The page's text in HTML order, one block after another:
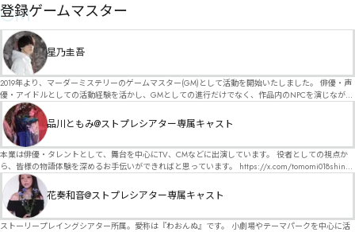
GM
登録ゲームマスター
星乃圭吾
2019年より、マーダーミステリーのゲームマスター(GM)として活動を開始いたしました。 俳優・声
優・アイドルとしての活動経験を活かし、GMとしての進行だけでなく、作品内のNPCを演じなが
ら、お客様に物語の世界へ入り込んでいただくような演出・サービスを得意としています。 自分自
身でも作品制作を行っているので、作家さんが作品に込めた想いや意図を大切にしながら、その作
品の魅力をお客様に届けられるような公演を心がけています。 参加してくださる皆様がどんなエン
ディングを迎えるのか、どんな物語が生まれるのかを想像しながら、公演を進めていく時間が本当
に大好きです！ 対応可能作品は、オフライン（対面）作品のみとなります。 得意分野をひとつ挙げ
るなら恋愛もの（恋愛要素を含むシナリオ）ですが、ファンタジー、デスゲーム、青春ものなど、
ジャンルを問わず幅広く対応可能です！お任せください！ 《所属団体・店舗》 ★ Lanbelysma -ラン
ビリズマ- (代表・制作・GM) ★ ストーリープレイングシアター (GM) ★ フィネガンズ ウェイク
(GM)
品川ともみ@ストプレシアター専属キャスト
本業は俳優・タレントとして、舞台を中心にTV、CMなどに出演しています。 役者としての視点か
ら、皆様の物語体験を深めるお手伝いができればと思っています。 https://x.com/tomomi018shin?
s=11 活動内容はSNSにて投稿しています。 SPT所属。 ストーリープレイングシアター「星詠みの
標」にてGMデビュー。 ボードゲーム×体感型演劇 イマーシブカフェ「コアクト」(不定期開催)出
演中。
花奏和音@ストプレシアター専属キャスト
ストーリープレイングシアター所属。愛称は『わおんぬ』です。 小劇場やテーマパークを中心に活